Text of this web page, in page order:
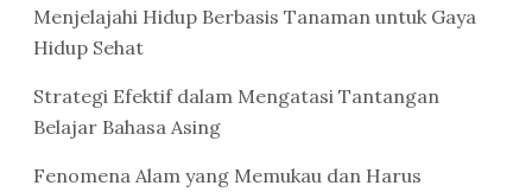
Menjelajahi Hidup Berbasis Tanaman untuk Gaya
Hidup Sehat
Strategi Efektif dalam Mengatasi Tantangan
Belajar Bahasa Asing
Fenomena Alam yang Memukau dan Harus